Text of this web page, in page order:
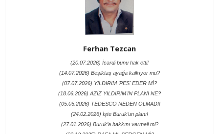
Ferhan Tezcan
(20.07.2026) İcardi bunu hak etti!
(14.07.2026) Beşiktaş ayağa kalkıyor mu?
(07.07.2026) YILDIRIM 'PES' EDER Mİ?
(18.06.2026) AZİZ YILDIRIM'IN PLANI NE?
(05.05.2026) TEDESCO NEDEN OLMADI!
(24.02.2026) İşte Buruk’un planı!
(27.01.2026) Buruk’a hakkını vermeli mi?